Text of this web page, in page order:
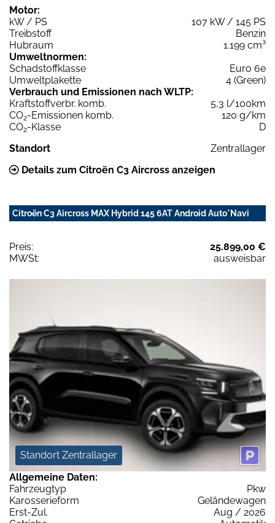
Motor:
kW / PS
107 kW / 145 PS
Treibstoff
Benzin
Hubraum
1.199 cm³
Umweltnormen:
Schadstoffklasse
Euro 6e
Umweltplakette
4 (Green)
Verbrauch und Emissionen nach WLTP:
Kraftstoffverbr. komb.
5,3 l/100km
CO2-Emissionen komb.
120 g/km
CO2-Klasse
D
Standort
Zentrallager
Details zum Citroën C3 Aircross anzeigen
Citroën C3 Aircross MAX Hybrid 145 6AT Android Auto*Navi
Preis:
25.899,00 €
MWSt:
ausweisbar
Standort Zentrallager
Allgemeine Daten:
Fahrzeugtyp
Pkw
Karosserieform
Geländewagen
Erst-Zul.
Aug / 2026